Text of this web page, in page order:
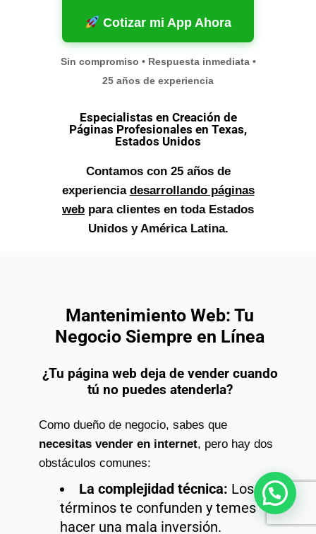
Cotizar mi App Ahora
Sin compromiso • Respuesta inmediata •
25 años de experiencia
Especialistas en Creación de
Páginas Profesionales en Texas,
Estados Unidos
Contamos con 25 años de
experiencia desarrollando páginas
web para clientes en toda Estados
Unidos y América Latina.
Mantenimiento Web: Tu
Negocio Siempre en Línea
¿Tu página web deja de vender cuando
tú no puedes atenderla?
Como dueño de negocio, sabes que
necesitas vender en internet, pero hay dos
obstáculos comunes:
La complejidad técnica: Los
términos te confunden y temes
hacer una mala inversión.
¿Necesitas ayuda?